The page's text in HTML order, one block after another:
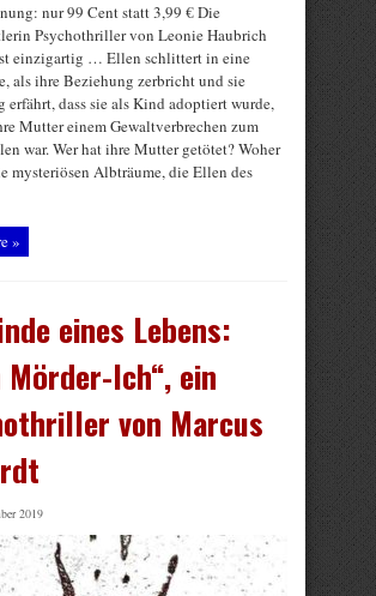
nur 99 Cent statt 3,99 € Die
Psychothriller von Leonie Haubrich
einzigartig … Ellen schlittert in eine
als ihre Beziehung zerbricht und sie
erfährt, dass sie als Kind adoptiert wurde,
Mutter einem Gewaltverbrechen zum
war. Wer hat ihre Mutter getötet? Woher
mysteriösen Albträume, die Ellen des
»
eines Lebens:
Mörder-Ich“, ein
von Marcus
2019